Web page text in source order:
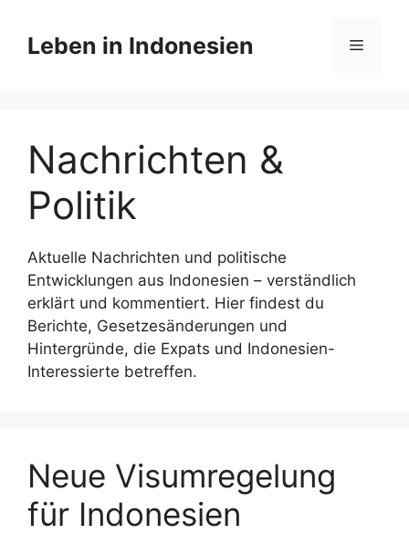
Inhalt
springen
Leben in Indonesien Menü
Nachrichten &
Politik
Aktuelle Nachrichten und politische
Entwicklungen aus Indonesien – verständlich
erklärt und kommentiert. Hier findest du
Berichte, Gesetzesänderungen und
Hintergründe, die Expats und Indonesien-
Interessierte betreffen.
Neue Visumregelung
für Indonesien